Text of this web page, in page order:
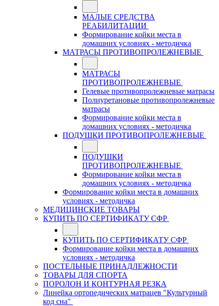
МАЛЫЕ СРЕДСТВА
РЕАБИЛИТАЦИИ
Формирование койки места в
домашних условиях - методичка
МАТРАСЫ ПРОТИВОПРОЛЕЖНЕВЫЕ
МАТРАСЫ
ПРОТИВОПРОЛЕЖНЕВЫЕ
Гелевые противопролежневые матрасы
Полиуретановые противопролежневые
матрасы
Формирование койки места в
домашних условиях - методичка
ПОДУШКИ ПРОТИВОПРОЛЕЖНЕВЫЕ
ПОДУШКИ
ПРОТИВОПРОЛЕЖНЕВЫЕ
Формирование койки места в
домашних условиях - методичка
Формирование койки места в домашних
условиях - методичка
МЕДИЦИНСКИЕ ТОВАРЫ
КУПИТЬ ПО СЕРТИФИКАТУ СФР
КУПИТЬ ПО СЕРТИФИКАТУ СФР
Формирование койки места в домашних
условиях - методичка
ПОСТЕЛЬНЫЕ ПРИНАДЛЕЖНОСТИ
ТОВАРЫ ДЛЯ СПОРТА
ПОРОЛОН И КОНТУРНАЯ РЕЗКА
Линейка ортопедических матрацев "Культурный
код сна"